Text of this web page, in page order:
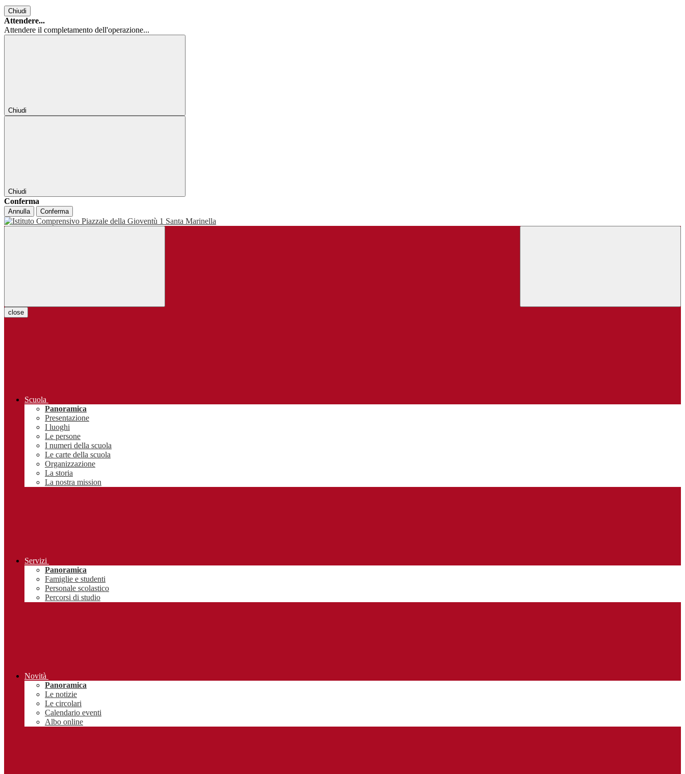
Chiudi
Attendere...
Attendere il completamento dell'operazione...
Chiudi
Chiudi
Conferma
Annulla Conferma
close
Scuola
Panoramica
Presentazione
I luoghi
Le persone
I numeri della scuola
Le carte della scuola
Organizzazione
La storia
La nostra mission
Servizi
Panoramica
Famiglie e studenti
Personale scolastico
Percorsi di studio
Novità
Panoramica
Le notizie
Le circolari
Calendario eventi
Albo online